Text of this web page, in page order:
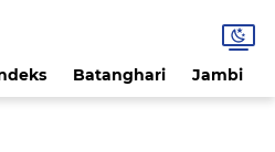
Batanghari Jambi